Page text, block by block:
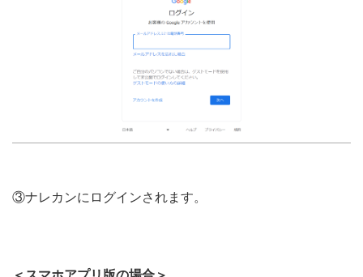
③ナレカンにログインされます。